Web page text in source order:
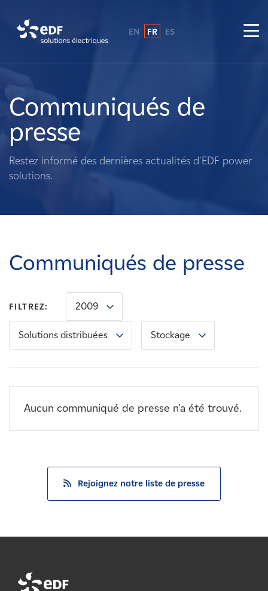
A propos de nous
Ce que nous faisons
Propriétaires fonciers
Carrières
Nouvelles
Contactez-nous
EN FR ES
Communiqués de
presse
Restez informé des dernières actualités d'EDF power
solutions.
Communiqués de presse
FILTREZ: 2009
Solutions distribuées Stockage
Aucun communiqué de presse n'a été trouvé.
Rejoignez notre liste de presse